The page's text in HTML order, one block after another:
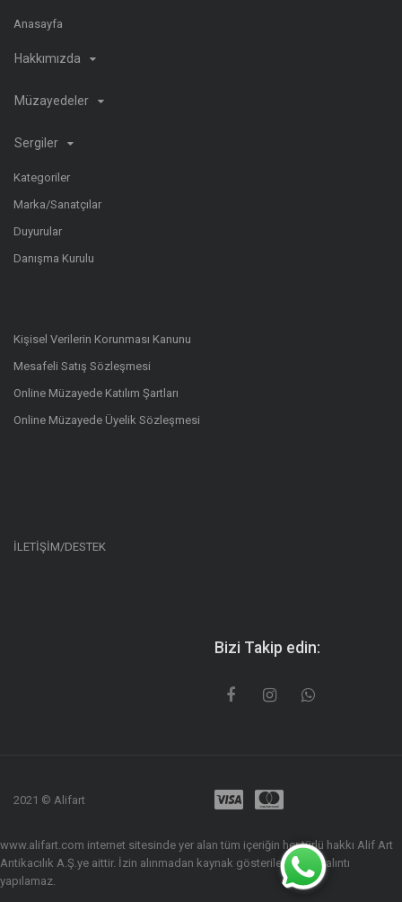
Anasayfa
Hakkımızda
Müzayedeler
Sergiler
Kategoriler
Marka/Sanatçılar
Duyurular
Danışma Kurulu
Kişisel Verilerin Korunması Kanunu
Mesafeli Satış Sözleşmesi
Online Müzayede Katılım Şartları
Online Müzayede Üyelik Sözleşmesi
İLETİŞİM/DESTEK
Bizi Takip edin:
2021 © Alifart
www.alifart.com internet sitesinde yer alan tüm içeriğin her türlü hakkı Alif Art
Antikacılık A.Ş.ye aittir. İzin alınmadan kaynak gösterilerek dahi alıntı
yapılamaz.